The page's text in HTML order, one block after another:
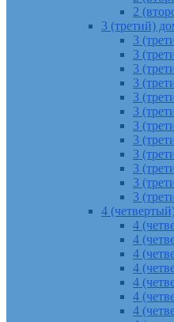
2
3 (третий)
3
3
3
3
3
3
3
3
3
3
3
3
4
4
4
4
4
4
4
4